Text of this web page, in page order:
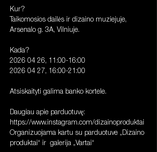
Kur?
Taikomosios dailės ir dizaino muziejuje,
Arsenalo g. 3A, Vilniuje.
Kada?
2026 04 26, 11:00-16:00
2026 04 27, 16:00-21:00
Atsiskaityti galima banko kortele.
Daugiau apie parduotuvę:
https://www.instagram.com/dizainoproduktai
Organizuojama kartu su parduotuve „Dizaino
produktai“ ir  galerija „Vartai“